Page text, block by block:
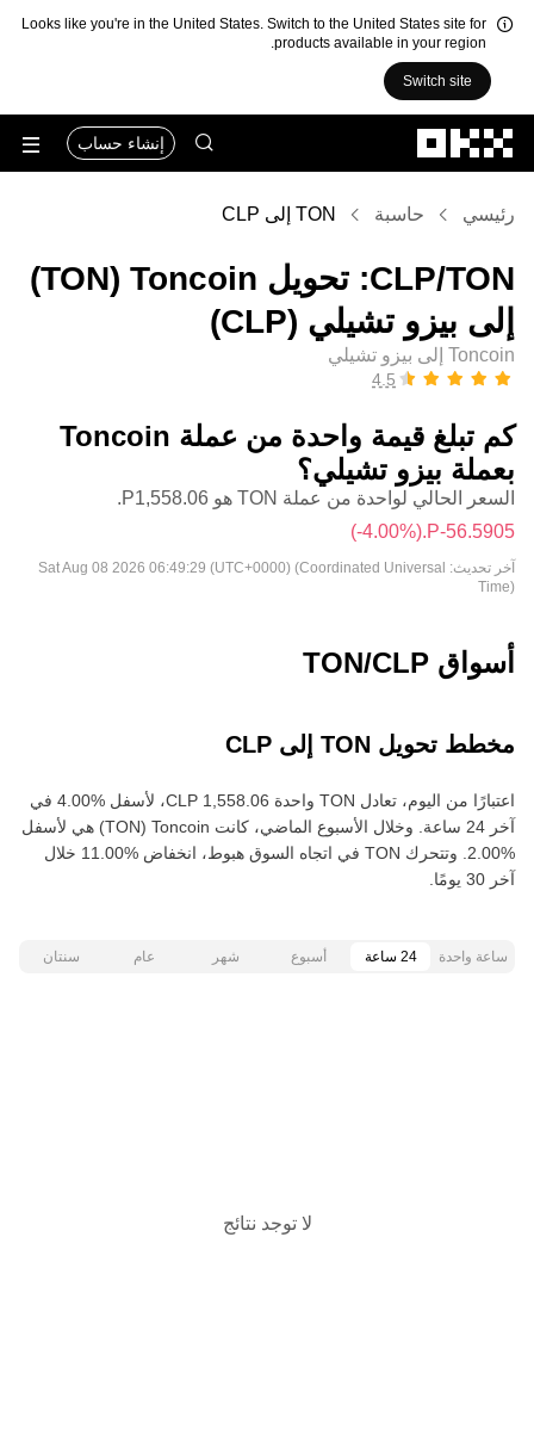
Looks like you're in the United States. Switch to the United States site for
products available in your region.
Switch site
إنشاء حساب
رئيسي حاسبة TON إلى CLP
‏TON/‏CLP: تحويل ‏Toncoin (‏TON)
إلى ‏بيزو تشيلي (‏CLP)
Toncoin إلى بيزو تشيلي
كم تبلغ قيمة واحدة من عملة ‏Toncoin
بعملة ‏بيزو تشيلي؟
السعر الحالي لواحدة من عملة TON هو ‏‎‏‎1,558.06‏‏P.‏
(‏‎‎-4.00‎%‎‏)
آخر تحديث: Sat Aug 08 2026 06:49:29 (UTC+0000) (Coordinated Universal
Time)
أسواق TON/CLP
مخطط تحويل TON إلى CLP
اعتبارًا من اليوم، تعادل TON واحدة ‏‎‏‎1,558.06‏‏ CLP‏، لأسفل‏ ‏‎4.00‎%‎‏ في
آخر 24 ساعة. وخلال الأسبوع الماضي، كانت Toncoin‏ (TON) هي لأسفل‏
‏‎2.00‎%‎‏. وتتحرك TON في اتجاه السوق هبوط‏، انخفاض‏ ‏‎11.00‎%‎‏ خلال
آخر 30 يومًا.
ساعة واحدة 24 ساعة أسبوع شهر عام سنتان
لا توجد نتائج